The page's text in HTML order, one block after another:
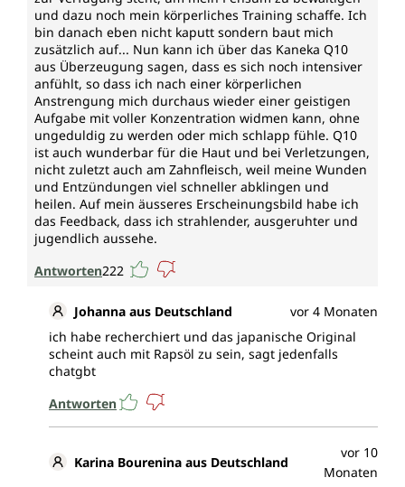
und dazu noch mein körperliches Training schaffe. Ich
bin danach eben nicht kaputt sondern baut mich
zusätzlich auf... Nun kann ich über das Kaneka Q10
aus Überzeugung sagen, dass es sich noch intensiver
anfühlt, so dass ich nach einer körperlichen
Anstrengung mich durchaus wieder einer geistigen
Aufgabe mit voller Konzentration widmen kann, ohne
ungeduldig zu werden oder mich schlapp fühle. Q10
ist auch wunderbar für die Haut und bei Verletzungen,
nicht zuletzt auch am Zahnfleisch, weil meine Wunden
und Entzündungen viel schneller abklingen und
heilen. Auf mein äusseres Erscheinungsbild habe ich
das Feedback, dass ich strahlender, ausgeruhter und
jugendlich aussehe.
Antworten222
Johanna aus Deutschland
vor 4 Monaten
ich habe recherchiert und das japanische Original
scheint auch mit Rapsöl zu sein, sagt jedenfalls
chatgbt
Antworten
Karina Bourenina aus Deutschland
vor 10
Monaten